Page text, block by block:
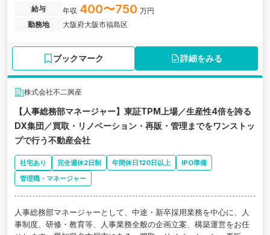
給与 年収 400〜750 万円
勤務地
大阪府大阪市福島区
ブックマーク 詳細をみる
株式会社不二興産
【人事総務部マネージャー】東証TPM上場／生産性4倍を誇る
DX集団／買取・リノベーション・再販・管理までをワンストッ
プで行う不動産会社
社宅あり 完全週休2日制 年間休日120日以上
IPO準備
管理職・マネージャー
人事総務部マネージャーとして、中途・新卒採用業務を中心に、人
事制度、研修・教育等、人事業務全般の企画立案、構築運営をお任